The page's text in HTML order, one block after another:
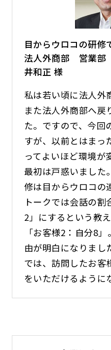
目からウロコの研修
法人外商部 営業
井和正 様
私は若い頃に法人外
また法人外商部へ戻
た。ですので、今回
すが、以前とはまっ
ってよいほど環境が
最初は戸惑いました
修は目からウロコの
トークでは会話の
2」にするという教
「お客様2：自分8
由が明白になりまし
では、訪問したお客
をいただけるように